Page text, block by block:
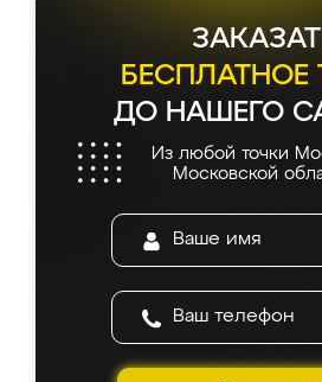
БЕСПЛАТНОЕ
ДО НАШЕГО
Из любой точки
Московской